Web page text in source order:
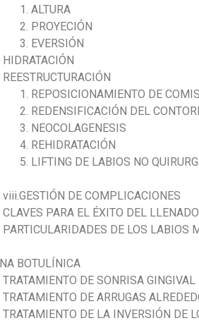
ALTURA
PROYECIÓN
EVERSIÓN
HIDRATACIÓN
REESTRUCTURACIÓN
REPOSICIONAMIENTO DE
REDENSIFICACIÓN DEL
NEOCOLAGENESIS
REHIDRATACIÓN
LIFTING DE LABIOS NO
viii.GESTIÓN DE COMPLICACIONES
CLAVES PARA EL ÉXITO DEL
PARTICULARIDADES DE LOS LABIOS
BOTULÍNICA
TRATAMIENTO DE SONRISA GINGIVAL
TRATAMIENTO DE ARRUGAS
TRATAMIENTO DE LA INVERSIÓN DE